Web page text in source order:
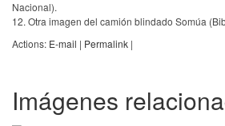
Nacional).
12. Otra imagen del camión blindado Somúa
Actions: E-mail | Permalink |
Imágenes